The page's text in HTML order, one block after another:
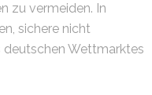
zu vermeiden. In
sichere nicht
deutschen Wettmarktes